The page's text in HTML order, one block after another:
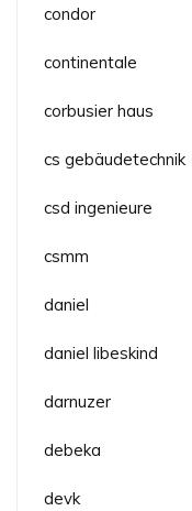
condor
continentale
corbusier haus
cs gebäudetechnik
csd ingenieure
csmm
daniel
daniel libeskind
darnuzer
debeka
devk